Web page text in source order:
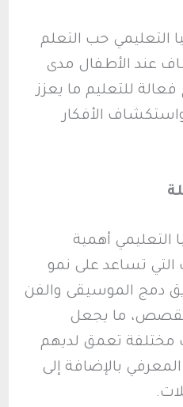
التعليمي حب التعلم
عند الأطفال مدى
للتعليم ما يعزز
الأفكار
التعليمي أهمية
التي تساعد على نمو
دمج الموسيقى والفن
ما يجعل
مختلفة تعمق لديهم
بالإضافة إلى